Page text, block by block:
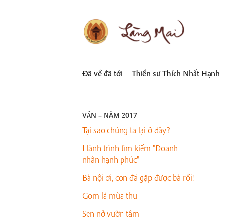
LÀNG MAI
Đã về đã tới Thiền sư Thích Nhất Hạnh
VĂN – NĂM 2017
Tại sao chúng ta lại ở đây?
Hành trình tìm kiếm "Doanh
nhân hạnh phúc"
Bà nội ơi, con đã gặp được bà rồi!
Gom lá mùa thu
Sen nở vườn tâm